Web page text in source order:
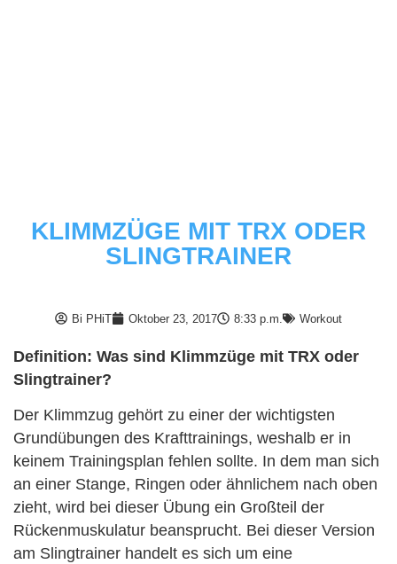
KLIMMZÜGE MIT TRX ODER
SLINGTRAINER
Bi PHiT Oktober 23, 2017 8:33 p.m. Workout
Definition: Was sind Klimmzüge mit TRX oder
Slingtrainer?
Der Klimmzug gehört zu einer der wichtigsten
Grundübungen des Krafttrainings, weshalb er in
keinem Trainingsplan fehlen sollte. In dem man sich
an einer Stange, Ringen oder ähnlichem nach oben
zieht, wird bei dieser Übung ein Großteil der
Rückenmuskulatur beansprucht. Bei dieser Version
am Slingtrainer handelt es sich um eine